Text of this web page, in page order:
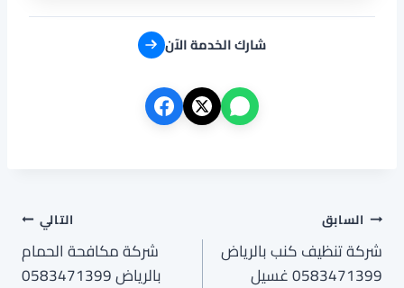
شارك الخدمة الآن
تصفّح
المقالات
السابق
شركة تنظيف كنب بالرياض
0583471399 غسيل
التالي
شركة مكافحة الحمام
بالرياض 0583471399